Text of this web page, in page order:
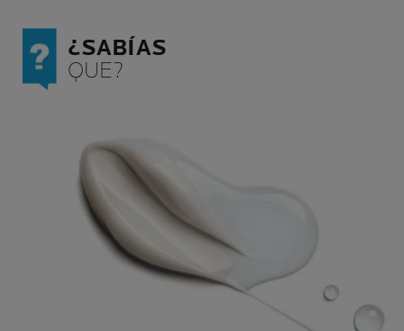
¿SABÍAS
QUE?